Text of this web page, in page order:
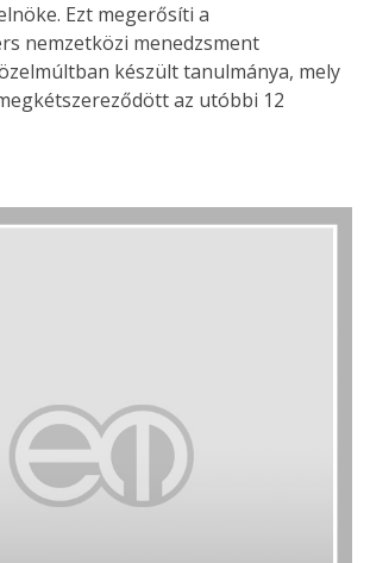
Ezt megerősíti a
nemzetközi menedzsment
készült tanulmánya, mely
az utóbbi 12